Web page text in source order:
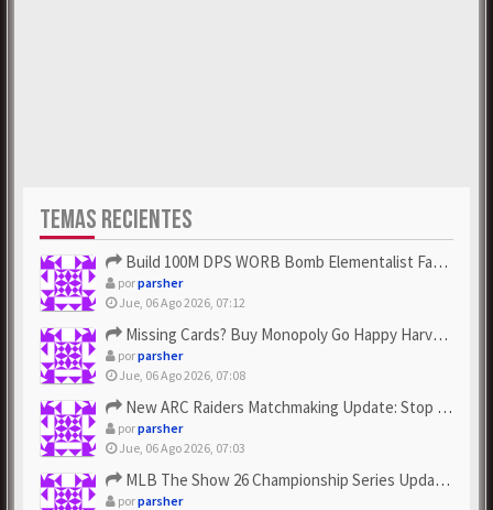
TEMAS RECIENTES
Build 100M DPS WORB Bomb Elementalist Fast - Grab POE Curren...
porparsher
Jue, 06 Ago 2026, 07:12
Missing Cards? Buy Monopoly Go Happy Harvest with Looney Tun...
porparsher
Jue, 06 Ago 2026, 07:08
New ARC Raiders Matchmaking Update: Stop Failed - Grab Bluep...
porparsher
Jue, 06 Ago 2026, 07:03
MLB The Show 26 Championship Series Update! Get Cheap & ...
porparsher